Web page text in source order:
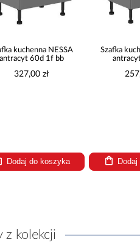
kuchenna NESSA
antracyt 60d 1f bb
327,00 zł
Dodaj do koszyka
Szafka
z kolekcji